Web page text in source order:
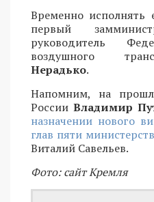
Временно исполнять
первый
руководитель
воздушного
Нерадько.
Напомним, на
России Владимир
назначении нового
глав пяти
Виталий Савельев.
Фото: сайт Кремля